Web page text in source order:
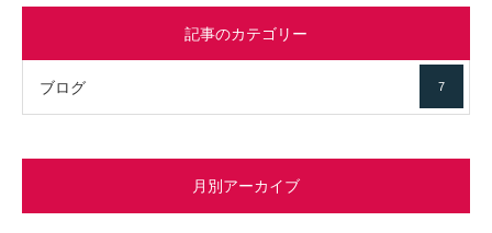
記事のカテゴリー
ブログ 7
月別アーカイブ